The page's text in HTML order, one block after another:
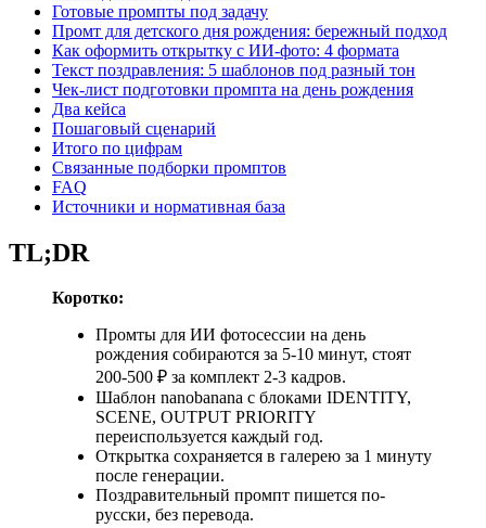
Готовые промпты под задачу
Промт для детского дня рождения: бережный подход
Как оформить открытку с ИИ-фото: 4 формата
Текст поздравления: 5 шаблонов под разный тон
Чек-лист подготовки промпта на день рождения
Два кейса
Пошаговый сценарий
Итого по цифрам
Связанные подборки промптов
FAQ
Источники и нормативная база
TL;DR
Коротко:
Промты для ИИ фотосессии на день
рождения собираются за 5-10 минут, стоят
200-500 ₽ за комплект 2-3 кадров.
Шаблон nanobanana с блоками IDENTITY,
SCENE, OUTPUT PRIORITY
переиспользуется каждый год.
Открытка сохраняется в галерею за 1 минуту
после генерации.
Поздравительный промпт пишется по-
русски, без перевода.